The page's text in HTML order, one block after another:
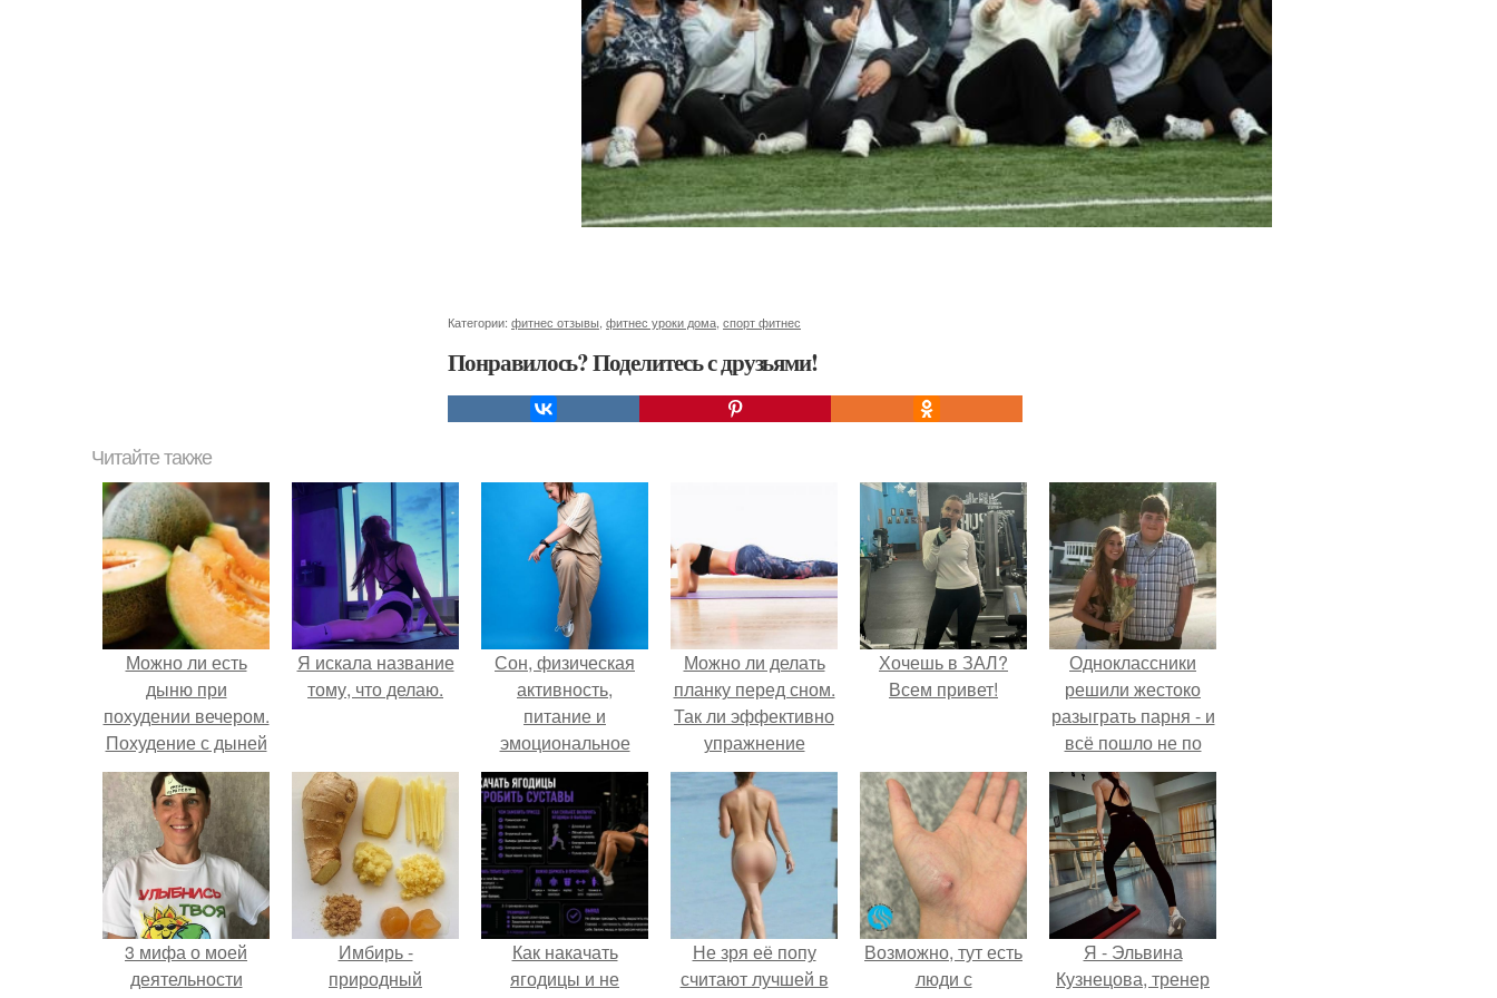
Категории: фитнес отзывы, фитнес уроки дома, спорт фитнес
Понравилось? Поделитесь с друзьями!
Читайте также
Можно ли есть
дыню при
похудении вечером.
Похудение с дыней
Я искала название
тому, что делаю.
Сон, физическая
активность,
питание и
эмоциональное
состояние!
Можно ли делать
планку перед сном.
Так ли эффективно
упражнение
"планка" на деле
Хочешь в ЗАЛ?
Всем привет!
Одноклассники
решили жестоко
разыграть парня - и
всё пошло не по
плану.
3 мифа о моей
деятельности
Имбирь -
природный
Как накачать
ягодицы и не
Не зря её попу
считают лучшей в
Возможно, тут есть
люди с
Я - Эльвина
Кузнецова, тренер